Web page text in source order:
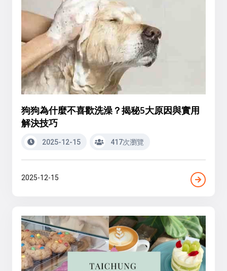
狗狗為什麼不喜歡洗澡？揭秘5大原因與實用
解決技巧
2025-12-15 417次瀏覽
2025-12-15